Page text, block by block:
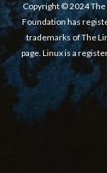
Copyright © 2024
Foundation has
trademarks of The
page. Linux is a